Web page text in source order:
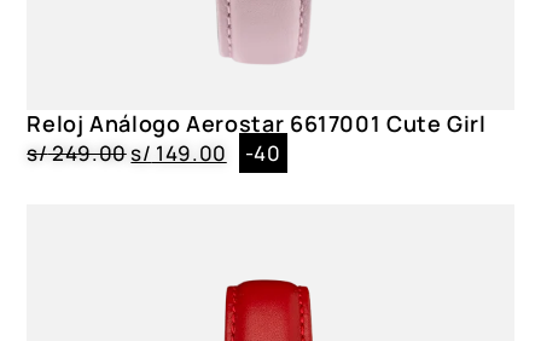
Reloj Análogo Aerostar 6617001 Cute Girl
s/249.00s/ 149.00 -40